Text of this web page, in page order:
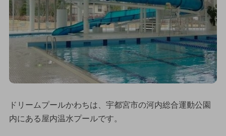
ドリームプールかわちは、宇都宮市の河内総合運動公園
内にある屋内温水プールです。